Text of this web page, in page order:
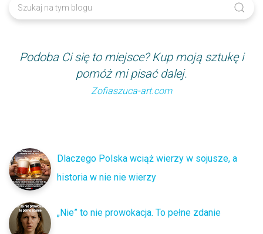
Podoba Ci się to miejsce? Kup moją sztukę i
pomóż mi pisać dalej.
Zofiaszuca-art.com
Dlaczego Polska wciąż wierzy w sojusze, a
historia w nie nie wierzy
„Nie” to nie prowokacja. To pełne zdanie